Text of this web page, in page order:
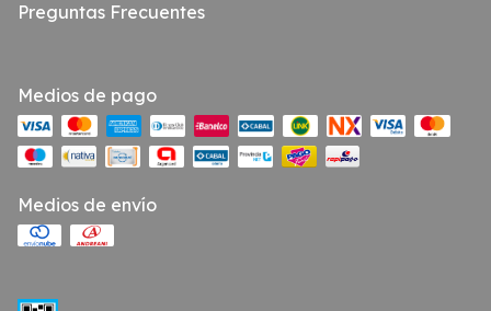
Preguntas Frecuentes
Medios de pago
Medios de envío